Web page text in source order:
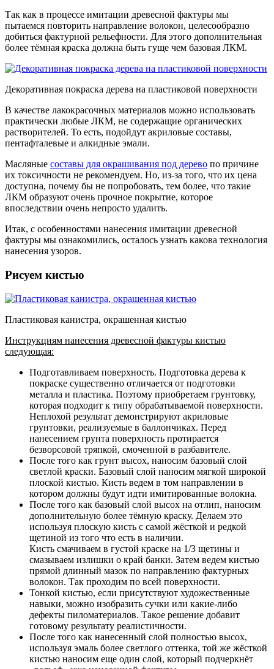
Так как в процессе имитации древесной фактуры мы
пытаемся повторить направление волокон, целесообразно
добиться фактурной рельефности. Для этого дополнительная
более тёмная краска должна быть гуще чем базовая ЛКМ.
Декоративная покраска дерева на пластиковой поверхности
В качестве лакокрасочных материалов можно использовать
практически любые ЛКМ, не содержащие органических
растворителей. То есть, подойдут акриловые составы,
пентафталевые и алкидные эмали.
Масляные составы для окрашивания под дерево по причине
их токсичности не рекомендуем. Но, из-за того, что их цена
доступна, почему бы не попробовать, тем более, что такие
ЛКМ образуют очень прочное покрытие, которое
впоследствии очень непросто удалить.
Итак, с особенностями нанесения имитации древесной
фактуры мы ознакомились, осталось узнать какова технология
нанесения узоров.
Рисуем кистью
Пластиковая канистра, окрашенная кистью
Инструкциям нанесения древесной фактуры кистью
следующая:
Подготавливаем поверхность. Подготовка дерева к
покраске существенно отличается от подготовки
металла и пластика. Поэтому приобретаем грунтовку,
которая подходит к типу обрабатываемой поверхности.
Неплохой результат демонстрируют акриловые
грунтовки, реализуемые в баллончиках. Перед
нанесением грунта поверхность протирается
безворсовой тряпкой, смоченной в разбавителе.
После того как грунт высох, наносим базовый слой
светлой краски. Базовый слой наносим мягкой широкой
плоской кистью. Кисть ведем в том направлении в
котором должны будут идти имитированные волокна.
После того как базовый слой высох на отлип, наносим
дополнительную более тёмную краску. Делаем это
используя плоскую кисть с самой жёсткой и редкой
щетиной из того что есть в наличии.
Кисть смачиваем в густой краске на 1/3 щетины и
смазываем излишки о край банки. Затем ведем кистью
прямой длинный мазок по направлению фактурных
волокон. Так проходим по всей поверхности.
Тонкой кистью, если присутствуют художественные
навыки, можно изобразить сучки или какие-либо
дефекты пиломатериалов. Такое решение добавит
готовому результату реалистичности.
После того как нанесенный слой полностью высох,
используя эмаль более светлого оттенка, той же жёсткой
кистью наносим еще один слой, который подчеркнёт